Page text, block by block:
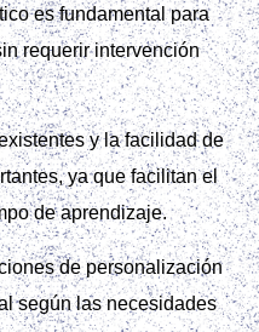
es fundamental para
requerir intervención
y la facilidad de
ya que facilitan el
de aprendizaje.
de personalización
según las necesidades